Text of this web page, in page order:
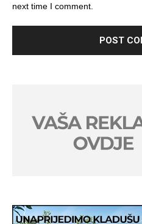
next time I comment.